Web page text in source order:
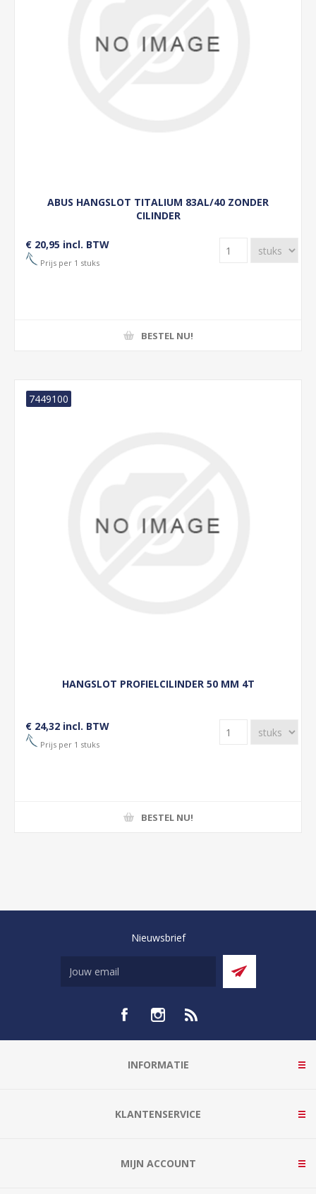
ABUS HANGSLOT TITALIUM 83AL/40 ZONDER
CILINDER
€ 20,95 incl. BTW
Prijs per 1 stuks
BESTEL NU!
HANGSLOT PROFIELCILINDER 50 MM 4T
7449100
€ 24,32 incl. BTW
Prijs per 1 stuks
BESTEL NU!
Nieuwsbrief
INFORMATIE
KLANTENSERVICE
MIJN ACCOUNT